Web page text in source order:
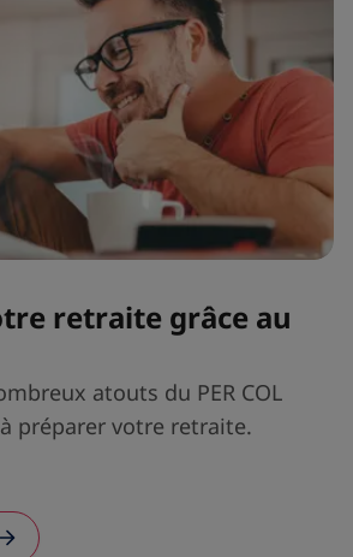
retraite grâce au
atouts du PER COL
préparer votre retraite.